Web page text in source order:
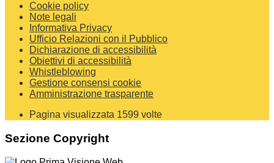
Cookie policy
Note legali
Informativa Privacy
Ufficio Relazioni con il Pubblico
Dichiarazione di accessibilità
Obiettivi di accessibilità
Whistleblowing
Gestione consensi cookie
Amministrazione trasparente
Pagina visualizzata 1599 volte
Sezione Copyright